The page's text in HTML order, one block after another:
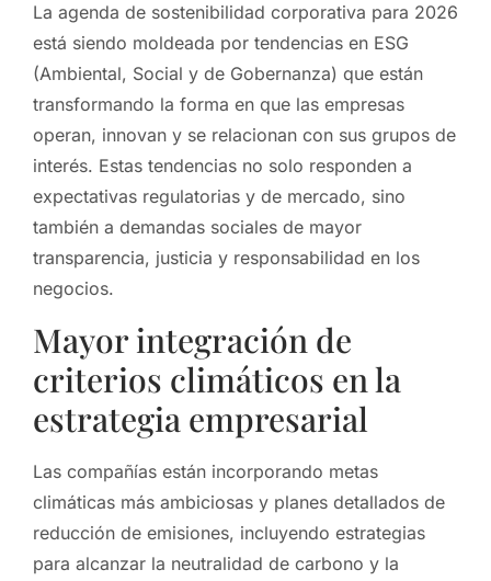
La agenda de sostenibilidad corporativa para 2026
está siendo moldeada por tendencias en ESG
(Ambiental, Social y de Gobernanza) que están
transformando la forma en que las empresas
operan, innovan y se relacionan con sus grupos de
interés. Estas tendencias no solo responden a
expectativas regulatorias y de mercado, sino
también a demandas sociales de mayor
transparencia, justicia y responsabilidad en los
negocios.
Mayor integración de
criterios climáticos en la
estrategia empresarial
Las compañías están incorporando metas
climáticas más ambiciosas y planes detallados de
reducción de emisiones, incluyendo estrategias
para alcanzar la neutralidad de carbono y la